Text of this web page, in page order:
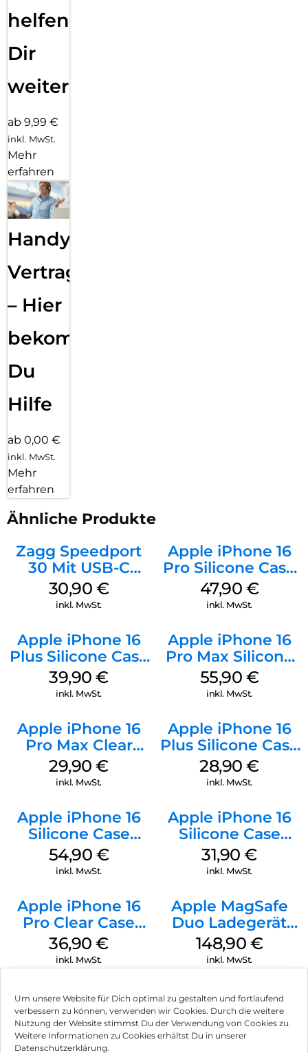
Um unsere Website für Dich optimal zu gestalten und fortlaufend
verbessern zu können, verwenden wir Cookies. Durch die weitere
Nutzung der Website stimmst Du der Verwendung von Cookies zu.
Weitere Informationen zu Cookies erhältst Du in unserer
Datenschutzerklärung.
helfen
Dir
weiter
ab 9,99 €
inkl. MwSt.
Mehr
erfahren
Handy
Vertragsabwicklung
– Hier
bekommst
Du
Hilfe
ab 0,00 €
inkl. MwSt.
Mehr
erfahren
Ähnliche Produkte
Zagg Speedport
30 Mit USB-C
Kabel Weiß
30,90 €
inkl. MwSt.
Apple iPhone 16
Pro Silicone Case
MagSafe Denim
47,90 €
inkl. MwSt.
Apple iPhone 16
Plus Silicone Case
MagSafe Plum
39,90€
inkl. MwSt.
Apple iPhone 16
Pro Max Silicone
Case MagSafe
Stone Gray
55,90 €
inkl. MwSt.
Apple iPhone 16
Pro Max Clear
Case MagSafe
Transparent
29,90€
inkl. MwSt.
Apple iPhone 16
Plus Silicone Case
MagSafe Black
28,90€
inkl. MwSt.
Apple iPhone 16
Silicone Case
MagSafe Lake
Green
54,90 €
inkl. MwSt.
Apple iPhone 16
Silicone Case
MagSafe Fuchsia
31,90€
inkl. MwSt.
Apple iPhone 16
Pro Clear Case
MagSafe
Transparent
36,90€
inkl. MwSt.
Apple MagSafe
Duo Ladegerät
Weiß
148,90 €
inkl. MwSt.
Impressum